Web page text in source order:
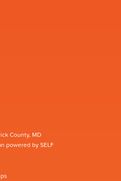
County, MD
powered by SELF